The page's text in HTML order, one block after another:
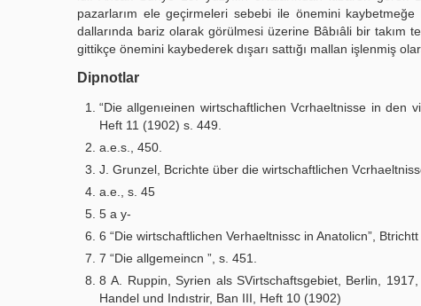
pazarlarım ele geçirmeleri sebebi ile önemini
dallarında bariz olarak görülmesi üzerine Bâbıâli bir takım
gittikçe önemini kaybederek dışarı sattığı mallan işlenmiş
Dipnotlar
“Die allgenıeinen wirtschaftlichen Vcrhaeltnisse in
Heft 11 (1902) s. 449.
a.e.s., 450.
J. Grunzel, Bcrichte über die wirtschaftlichen
a.e., s. 45
5 a y-
6 “Die wirtschaftlichen Verhaeltnissc in Anatolicn”,
7 “Die allgemeincn ”, s. 451.
8 A. Ruppin, Syrien als SVirtschaftsgebiet, Berlin,
Handel und Indıstrir, Ban III, Heft 10 (1902)